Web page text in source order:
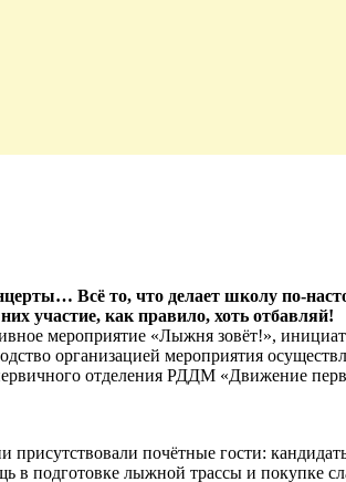
Всё то, что делает школу по-
участие, как правило, хоть отбавляй!
мероприятие «Лыжня зовёт!»,
организацией мероприятия
отделения РДДМ «Движение
почётные гости:
лыжной трассы и покупке